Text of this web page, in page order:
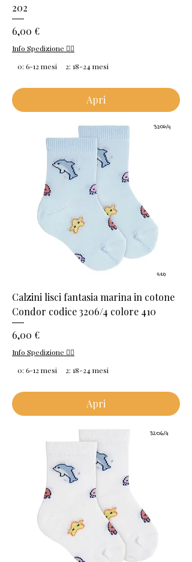
202
Prezzo
6,00 €
Info Spedizione 👈🏻
0: 6-12 mesi
2: 18-24 mesi
Apri
Calzini lisci fantasia marina in cotone
Condor codice 3206/4 colore 410
Prezzo
6,00 €
Info Spedizione 👈🏻
0: 6-12 mesi
2: 18-24 mesi
Apri